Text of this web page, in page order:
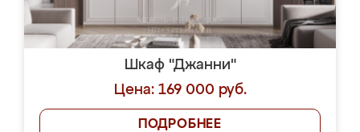
Шкаф "Джанни"
Цена: 169 000 руб.
ПОДРОБНЕЕ